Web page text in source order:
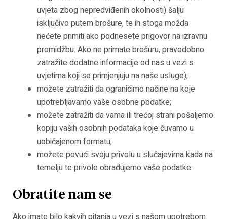
uvjeta zbog nepredviđenih okolnosti) šalju
isključivo putem brošure, te ih stoga možda
nećete primiti ako podnesete prigovor na izravnu
promidžbu. Ako ne primate brošuru, pravodobno
zatražite dodatne informacije od nas u vezi s
uvjetima koji se primjenjuju na naše usluge);
možete zatražiti da ograničimo načine na koje
upotrebljavamo vaše osobne podatke;
možete zatražiti da vama ili trećoj strani pošaljemo
kopiju vaših osobnih podataka koje čuvamo u
uobičajenom formatu;
možete povući svoju privolu u slučajevima kada na
temelju te privole obrađujemo vaše podatke.
Obratite nam se